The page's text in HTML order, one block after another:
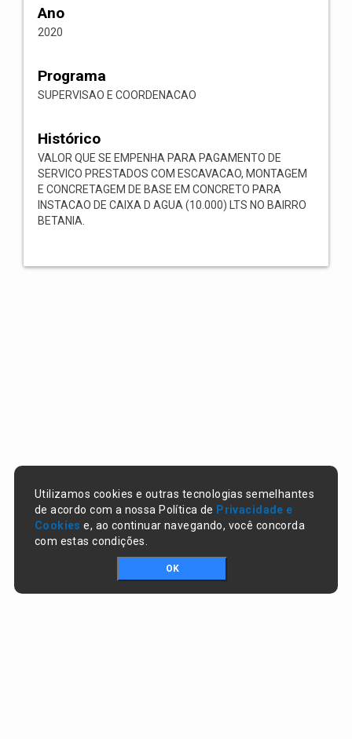
Ano
2020
Programa
SUPERVISAO E COORDENACAO
Histórico
VALOR QUE SE EMPENHA PARA PAGAMENTO DE
SERVICO PRESTADOS COM ESCAVACAO, MONTAGEM
E CONCRETAGEM DE BASE EM CONCRETO PARA
INSTACAO DE CAIXA D AGUA (10.000) LTS NO BAIRRO
BETANIA.
Utilizamos cookies e outras tecnologias semelhantes
de acordo com a nossa Política de Privacidade e
Cookies e, ao continuar navegando, você concorda
com estas condições.
OK